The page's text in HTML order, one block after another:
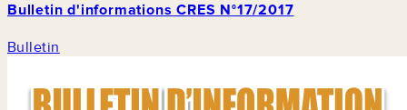
Bulletin d'informations CRES N°17/2017
Bulletin